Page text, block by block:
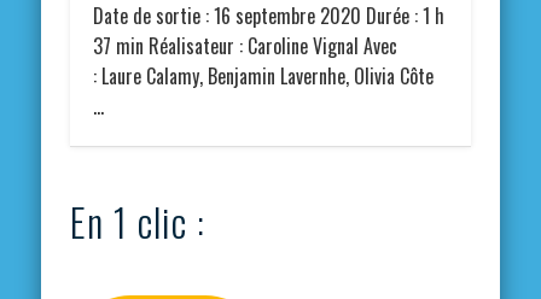
Date de sortie : 16 septembre 2020 Durée : 1 h
37 min Réalisateur : Caroline Vignal Avec
: Laure Calamy, Benjamin Lavernhe, Olivia Côte
…
En 1 clic :